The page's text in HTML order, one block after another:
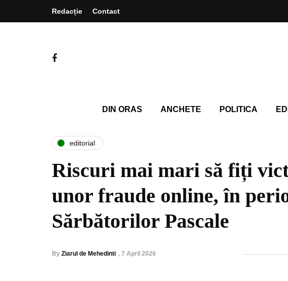
Redacție Contact
DIN ORAS ANCHETE POLITICA
editorial
Riscuri mai mari să fiți
unor fraude online, în
Sărbătorilor Pascale
By Ziarul de Mehedinti , 7 April 2026